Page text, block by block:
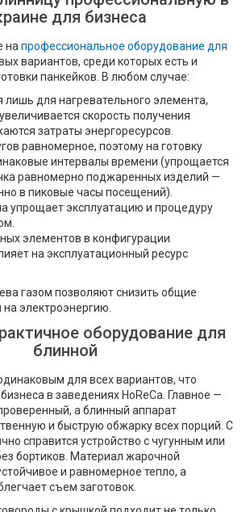
для бизнеса
на профессиональное оборудование для
вариантов, среди которых есть и
панкейков. В любом случае:
лишь для нагревательного элемента,
скорость получения
затраты энергоресурсов.
равномерное, поэтому на готовку
интервалы времени (упрощается
равномерно поджаренных изделий —
в пиковые часы посещений).
упрощает эксплуатацию и процедуру
элементов в конфигурации
на эксплуатационный ресурс
газом позволяют снизить общие
электроэнергию.
оборудование для
блинной
для всех вариантов, что
в заведениях HoReCa. Главное —
а блинный аппарат​
и быструю обжарку всех порций. С
справится устройство с чугунным или
бортиков. Материал жарочной
и равномерное тепло, а
съем заготовок.